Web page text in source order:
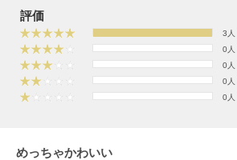
フィラ
FRAY I.D
フレイアイディー
FURFUR
評価
3人
0人
0人
0人
0人
めっちゃかわいい